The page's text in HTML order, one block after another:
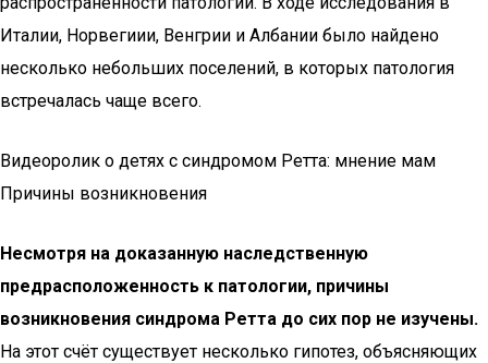
Италии, Норвегиии, Венгрии и Албании было найдено
несколько небольших поселений, в которых патология
встречалась чаще всего.
Видеоролик о детях с синдромом Ретта: мнение мам
Причины возникновения
Несмотря на доказанную наследственную
предрасположенность к патологии, причины
возникновения синдрома Ретта до сих пор не изучены.
На этот счёт существует несколько гипотез, объясняющих